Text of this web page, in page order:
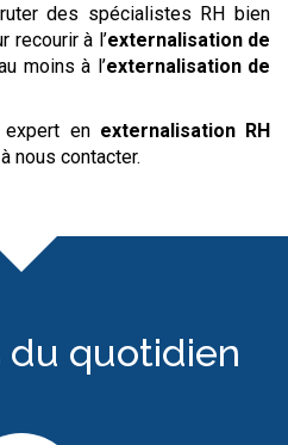
des spécialistes RH bien
recourir à l’externalisation de
moins à l’externalisation de
en externalisation RH
nous contacter.
du quotidien